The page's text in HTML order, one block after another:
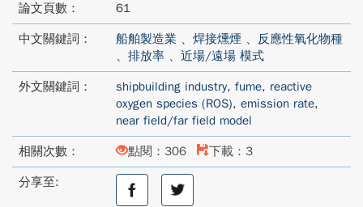
論文頁數： 61
中文關鍵詞： 船舶製造業 、 焊接燻煙 、 反應性氧化物種
、 排放率 、 近場/遠場 模式
外文關鍵詞： shipbuilding industry, fume, reactive
oxygen species (ROS), emission rate,
near field/far field model
相關次數： 點閱：306 下載：3
分享至:
分
分
享